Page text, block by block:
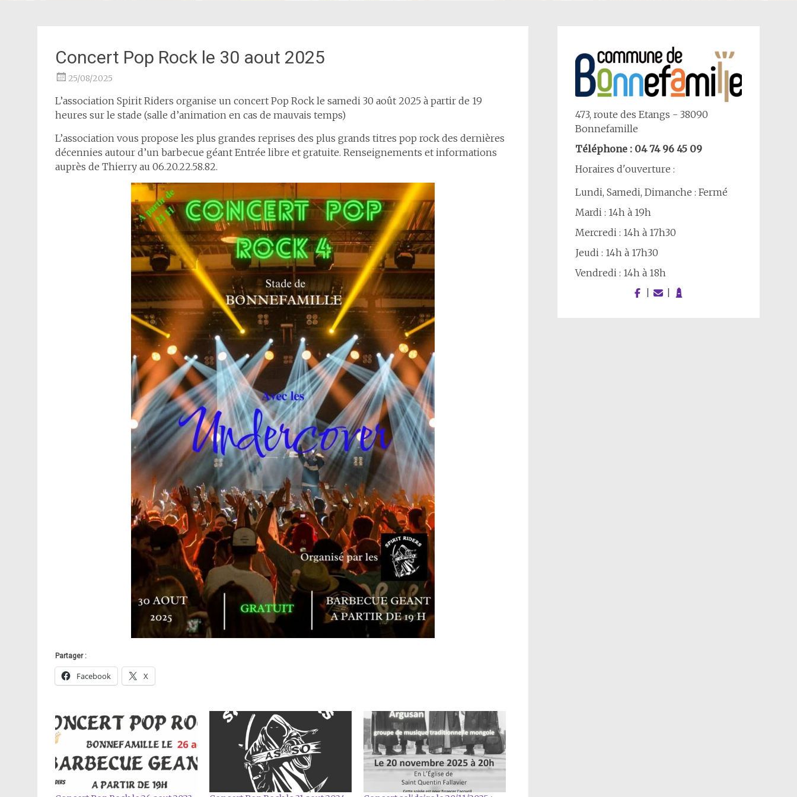
Concert Pop Rock le 30 aout 2025
25/08/2025
L’association Spirit Riders organise un concert Pop Rock le samedi 30 août 2025 à partir de 19
heures sur le stade (salle d’animation en cas de mauvais temps)
L’association vous propose les plus grandes reprises des plus grands titres pop rock des dernières
décennies autour d’un barbecue géant Entrée libre et gratuite. Renseignements et informations
auprès de Thierry au 06.20.22.58.82.
Partager :
Facebook X
473, route des Etangs - 38090
Bonnefamille
Téléphone : 04 74 96 45 09
Horaires d'ouverture :
Lundi, Samedi, Dimanche : Fermé
Mardi : 14h à 19h
Mercredi : 14h à 17h30
Jeudi : 14h à 17h30
Vendredi : 14h à 18h